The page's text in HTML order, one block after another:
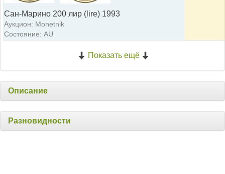
Сан-Марино 200 лир (lire) 1993
Аукцион: Monetnik
Состояние: AU
Показать ещё
Описание
Разновидности